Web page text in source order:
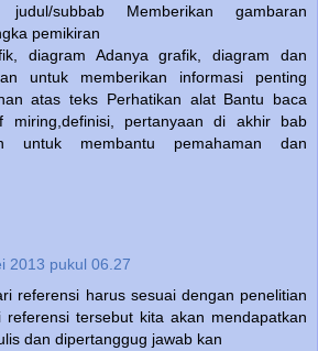
subbab Memberikan gambaran
pemikiran
diagram Adanya grafik, diagram dan
untuk memberikan informasi penting
atas teks Perhatikan alat Bantu baca
miring,definisi, pertanyaan di akhir bab
untuk membantu pemahaman dan
2013 pukul 06.27
referensi harus sesuai dengan penelitian
referensi tersebut kita akan mendapatkan
dan dipertanggug jawab kan